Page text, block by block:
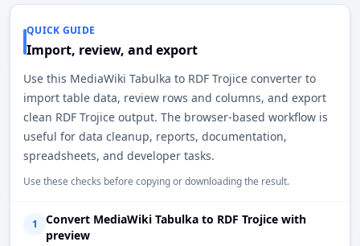
QUICK GUIDE
Import, review, and export
Use this MediaWiki Tabulka to RDF Trojice converter to
import table data, review rows and columns, and export
clean RDF Trojice output. The browser-based workflow is
useful for data cleanup, reports, documentation,
spreadsheets, and developer tasks.
Use these checks before copying or downloading the result.
1
Convert MediaWiki Tabulka to RDF Trojice with
preview